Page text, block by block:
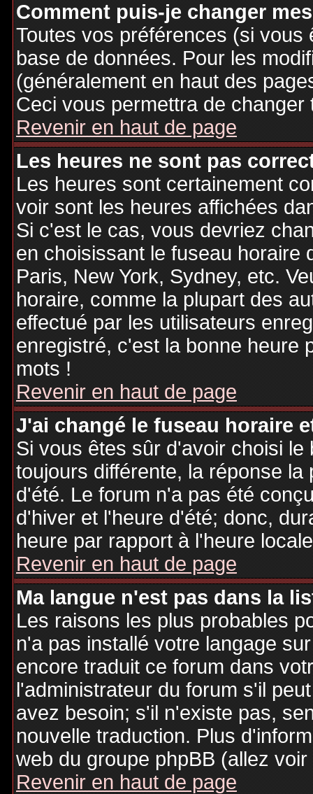
Comment puis-je changer
Toutes vos préférences (si
base de données. Pour les
(généralement en haut des
Ceci vous permettra de
Revenir en haut de page
Les heures ne sont pas
Les heures sont certainement
voir sont les heures affichées
Si c'est le cas, vous devriez
en choisissant le fuseau horaire
Paris, New York, Sydney, etc.
horaire, comme la plupart des
effectué par les utilisateurs
enregistré, c'est la bonne heure
mots !
Revenir en haut de page
J'ai changé le fuseau horaire
Si vous êtes sûr d'avoir choisi
toujours différente, la réponse
d'été. Le forum n'a pas été
d'hiver et l'heure d'été; donc,
heure par rapport à l'heure
Revenir en haut de page
Ma langue n'est pas dans la
Les raisons les plus probables
n'a pas installé votre langage
encore traduit ce forum dans
l'administrateur du forum s'il
avez besoin; s'il n'existe pas,
nouvelle traduction. Plus
web du groupe phpBB (allez
Revenir en haut de page